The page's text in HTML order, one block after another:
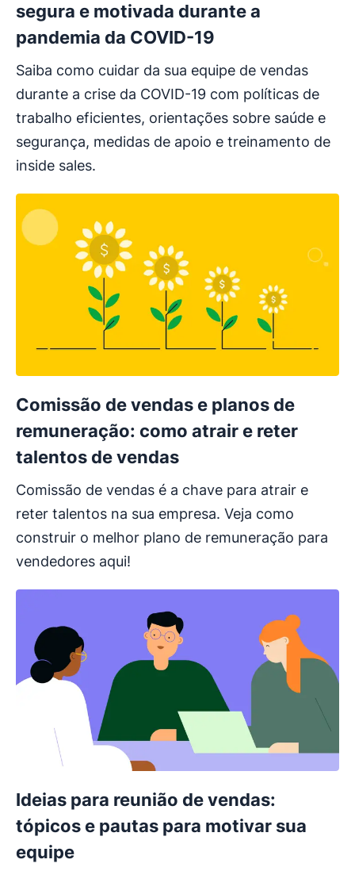
segura e motivada durante a
pandemia da COVID-19
Saiba como cuidar da sua equipe de vendas
durante a crise da COVID-19 com políticas de
trabalho eficientes, orientações sobre saúde e
segurança, medidas de apoio e treinamento de
inside sales.
Comissão de vendas e planos de
remuneração: como atrair e reter
talentos de vendas
Comissão de vendas é a chave para atrair e
reter talentos na sua empresa. Veja como
construir o melhor plano de remuneração para
vendedores aqui!
Ideias para reunião de vendas:
tópicos e pautas para motivar sua
equipe